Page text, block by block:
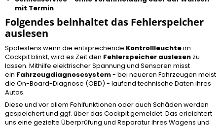
mit Termin
Folgendes beinhaltet das Fehlerspeicher
auslesen
Spätestens wenn die entsprechende Kontrollleuchteim
Cockpit blinkt, wird es Zeit den Fehlerspeicher auslesen zu
lassen. Mithilfe elektrischer Spannung und Sensoren misst
ein Fahrzeugdiagnosesystem- bei neueren Fahrzeugen meist
die On-Board-Diagnose (OBD) - laufend technische Daten ihres
Autos.
Diese und vor allem Fehlfunktionen oder auch Schäden werden
gespeichert und ggf. über das Cockpit gemeldet. Das erleichtert
uns eine gezielte Überprüfung und Reparatur ihres Wagens und